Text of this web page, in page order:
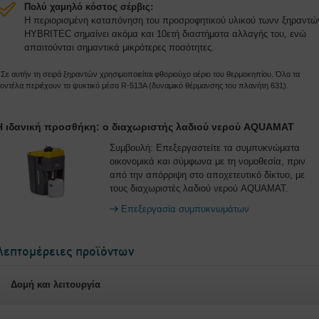
Πολύ χαμηλό κόστος σέρβις:
Η περιορισμένη καταπόνηση του προσροφητικού υλικού τωνν
HYBRITEC σημαίνει ακόμα και 10ετή διαστήματα αλλαγής του, ενώ
απαιτούνται σημαντικά μικρότερες ποσότητες.
αυτήν τη σειρά ξηραντών χρησιμοποιείται φθοριούχο αέριο του θερμοκηπίου. Όλα τα
περιέχουν το ψυκτικό μέσο R-513A (δυναμικό θέρμανσης του πλανήτη 631).
ιδανική προσθήκη: ο διαχωριστής λαδιού νερού AQUAMAT
Συμβουλή: Επεξεργαστείτε τα συμπυκνώματα
οικονομικά και σύμφωνα με τη νομοθεσία, πριν
από την απόρριψη στο αποχετευτικό δίκτυο, με
τους διαχωριστές λαδιού νερού AQUAMAT.
Επεξεργασία συμπυκνωμάτων
προϊόντων
Δομή και λειτουργία